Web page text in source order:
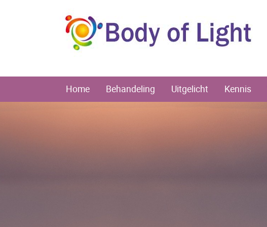
Home Behandeling Uitgelicht Kennis